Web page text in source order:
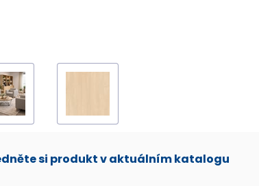
si produkt v aktuálním katalogu